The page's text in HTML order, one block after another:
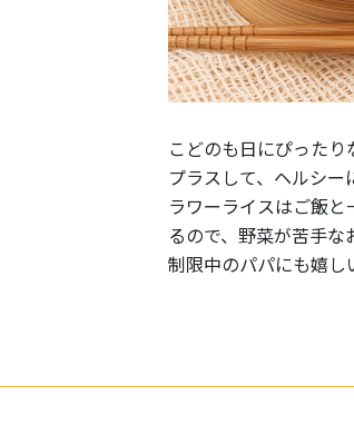
こどのも日にぴった
プラスして、ヘルシ
ラワーライスはご飯
るので、野菜が苦手
制限中のパパにも嬉し